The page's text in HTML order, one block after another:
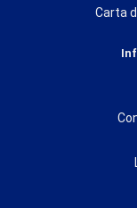
Carta